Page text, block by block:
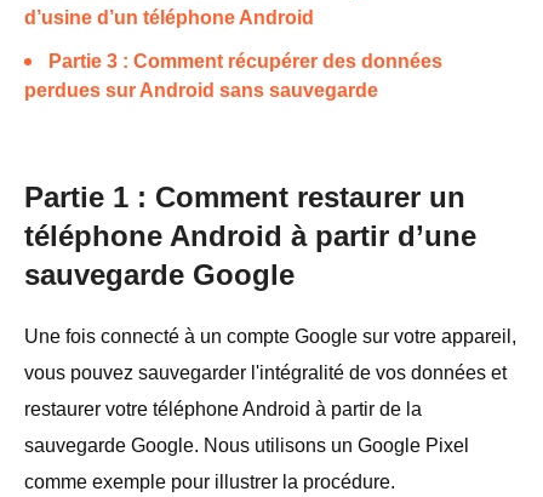
d’usine d’un téléphone Android
Partie 3 : Comment récupérer des données
perdues sur Android sans sauvegarde
Partie 1 : Comment restaurer un
téléphone Android à partir d’une
sauvegarde Google
Une fois connecté à un compte Google sur votre appareil,
vous pouvez sauvegarder l'intégralité de vos données et
restaurer votre téléphone Android à partir de la
sauvegarde Google. Nous utilisons un Google Pixel
comme exemple pour illustrer la procédure.